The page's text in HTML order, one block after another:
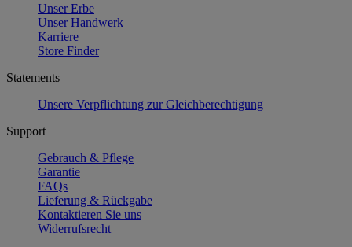
Unser Erbe
Unser Handwerk
Karriere
Store Finder
Statements
Unsere Verpflichtung zur Gleichberechtigung
Support
Gebrauch & Pflege
Garantie
FAQs
Lieferung & Rückgabe
Kontaktieren Sie uns
Widerrufsrecht